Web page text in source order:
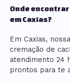
Onde
em Caxias?
Em Caxias,
cremação de
atendimento 24
prontos para te